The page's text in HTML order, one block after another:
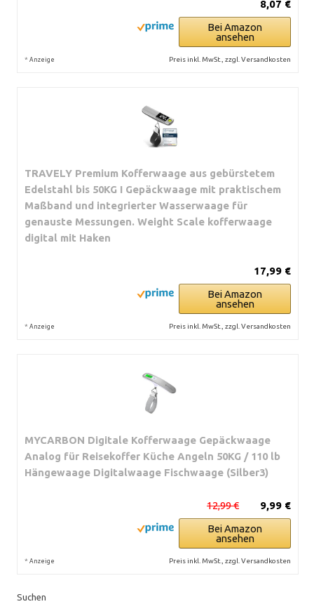
8,07 €
Bei Amazon
ansehen
* Anzeige Preis inkl. MwSt., zzgl. Versandkosten
TRAVELY Premium Kofferwaage aus gebürstetem
Edelstahl bis 50KG I Gepäckwaage mit praktischem
Maßband und integrierter Wasserwaage für
genauste Messungen. Weight Scale kofferwaage
digital mit Haken
17,99 €
Bei Amazon
ansehen
* Anzeige Preis inkl. MwSt., zzgl. Versandkosten
MYCARBON Digitale Kofferwaage Gepäckwaage
Analog für Reisekoffer Küche Angeln 50KG / 110 lb
Hängewaage Digitalwaage Fischwaage (Silber3)
9,99 €
12,99 €
Bei Amazon
ansehen
* Anzeige Preis inkl. MwSt., zzgl. Versandkosten
Suchen